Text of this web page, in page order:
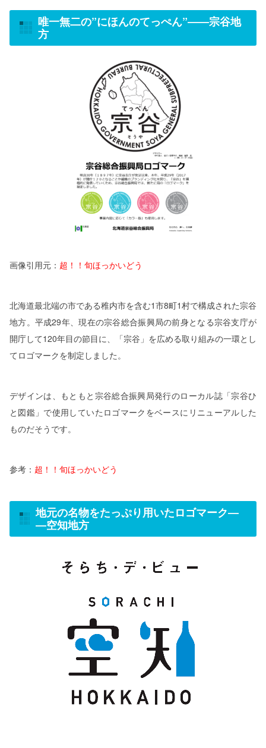
唯一無二の”にほんのてっぺん”――宗谷地
方
画像引用元： 超！！旬ほっかいどう
北海道最北端の市である稚内市を含む1市8町1村で構成された宗谷
地方。平成29年、現在の宗谷総合振興局の前身となる宗谷支庁が
開庁して120年目の節目に、「宗谷」を広める取り組みの一環とし
てロゴマークを制定しました。
デザインは、もともと宗谷総合振興局発行のローカル誌「宗谷ひ
と図鑑」で使用していたロゴマークをベースにリニューアルした
ものだそうです。
参考： 超！！旬ほっかいどう
地元の名物をたっぷり用いたロゴマーク―
―空知地方